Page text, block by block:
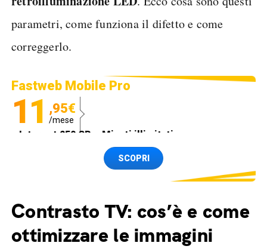
parametri, come funziona il difetto e come
correggerlo.
Fastweb Mobile Pro
11 ,95€
/mese
Internet 250 GB e Minuti illimitati
Spedizione SIM GRATISSCOPRI
Contrasto TV: cos’è e come
ottimizzare le immagini